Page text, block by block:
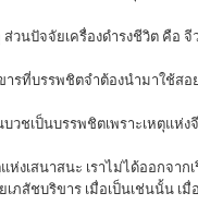
ส่วนปัจจัยเครื่องดำรงชีวิต คือ
รที่บรรพชิตจำต้องนำมาใช้สอ
วชเป็นบรรพชิตเพราะเหตุแห่ง
ห่งเสนาสนะ เราไม่ได้ออกจาก
ภสัชบริขาร เมื่อเป็นเช่นนั้น เมื่